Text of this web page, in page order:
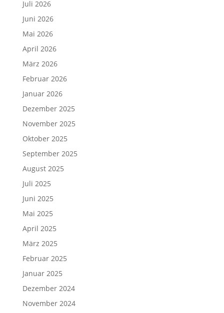
Juli 2026
Juni 2026
Mai 2026
April 2026
März 2026
Februar 2026
Januar 2026
Dezember 2025
November 2025
Oktober 2025
September 2025
August 2025
Juli 2025
Juni 2025
Mai 2025
April 2025
März 2025
Februar 2025
Januar 2025
Dezember 2024
November 2024